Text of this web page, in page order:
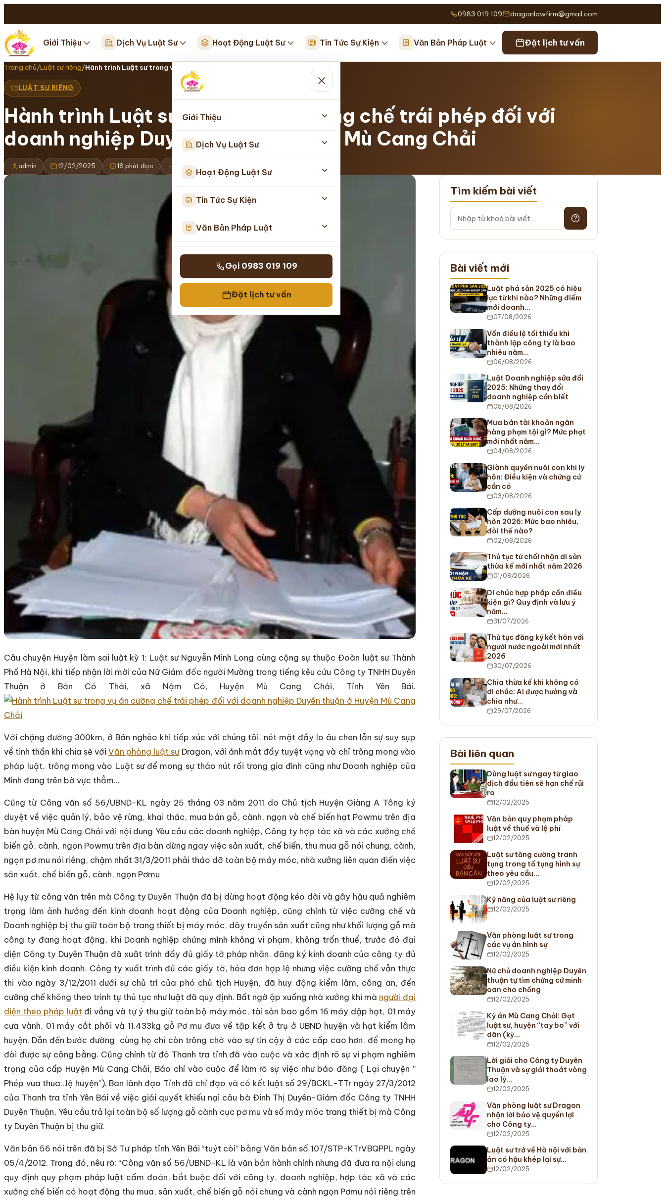
0983 019 109 dragonlawfirm@gmail.com
Giới Thiệu Dịch Vụ Luật Sư Hoạt Động Luật Sư Tin Tức Sự Kiện Văn Bản Pháp Luật Đặt lịch tư vấn
Giới Thiệu
Dịch Vụ Luật Sư
Hoạt Động Luật Sư
Tin Tức Sự Kiện
Văn Bản Pháp Luật
Gọi 0983 019 109
Đặt lịch tư vấn
Trang chủ/Luật sư riêng/Hành trình Luật sư trong vụ án cưỡng chế…
LUẬT SƯ RIÊNG
Hành trình Luật sư trong vụ án cưỡng chế trái phép đối với
doanh nghiệp Duyên thuận ở Huyện Mù Cang Chải
admin 12/02/2025 18 phút đọc Cập nhật 16/05/2026
Câu chuyện Huyện làm sai luật kỳ 1: Luật sư Nguyễn Minh Long cùng cộng sự thuộc Đoàn luật sư Thành
Phố Hà Nội, khi tiếp nhận lời mời của Nữ Giám đốc người Mường trong tiếng kêu cứu Công ty TNHH Duyên
Thuận ở Bản Có Thái, xã Nậm Có, Huyện Mù Cang Chải, Tỉnh Yên Bái.
Với chặng đường 300km, ở Bản nghèo khi tiếp xúc với chúng tôi, nét mặt đầy lo âu chen lẫn sự suy sụp
về tinh thần khi chia sẽ với Văn phòng luật sưDragon, với ánh mắt đầy tuyệt vọng và chỉ trông mong vào
pháp luật, trông mong vào Luật sư để mong sự tháo nút rối trong gia đình cũng như Doanh nghiệp của
Mình đang trên bờ vực thẳm…
Cũng từ Công văn số 56/UBND-KL ngày 25 tháng 03 năm 2011 do Chủ tịch Huyện Giàng A Tông ký
duyệt về việc quản lý, bảo vệ rừng, khai thác, mua bán gỗ, cành, ngọn và chế biến hạt Powmu trên địa
bàn huyện Mù Cang Chải với nội dung Yêu cầu các doanh nghiệp, Công ty hợp tác xã và các xưởng chế
biến gỗ, cành, ngọn Powmu trên địa bàn dừng ngay việc sản xuất, chế biến, thu mua gỗ nói chung, cành,
ngọn pơ mu nói riêng, chậm nhất 31/3/2011 phải tháo dỡ toàn bộ máy móc, nhà xưởng liên quan điến việc
sản xuất, chế biến gỗ, cành, ngọn Pơmu
Hệ lụy từ công văn trên mà Công ty Duyên Thuận đã bị dừng hoạt động kéo dài và gây hậu quả nghiêm
trọng làm ảnh hưởng đến kinh doanh hoạt động của Doanh nghiệp, cũng chính từ việc cưỡng chế và
Doanh nghiệp bị thu giữ toàn bộ trang thiết bị máy móc, dây truyền sản xuất cũng như khối lượng gỗ mà
công ty đang hoạt động, khi Doanh nghiệp chứng mình không vi phạm, không trốn thuế, trước đó đại
diện Công ty Duyên Thuận đã xuât trình đầy đủ giấy tờ pháp nhân, đăng ký kinh doanh của công ty đủ
điều kiện kinh doanh, Công ty xuất trình đủ các giấy tờ, hóa đơn hợp lệ nhưng việc cưỡng chế vẫn thực
thi vào ngày 3/12/2011 dưới sự chủ trì của phó chủ tịch Huyện, đã huy động kiểm lâm, công an, đến
cưỡng chế không theo trình tự thủ tục như luật đã quy định. Bất ngờ ập xuống nhà xưởng khi mà người đại
diện theo pháp luậtđi vắng và tự ý thu giữ toàn bộ máy móc, tài sản bao gồm 16 máy dập hạt, 01 máy
cưa vành, 01 máy cắt phôi và 11.433kg gỗ Pơ mu đưa về tập kết ở trụ ở UBND huyện và hạt kiểm lâm
huyện. Dẫn đến bước đường cùng họ chỉ còn trông chờ vào sự tin cậy ở các cấp cao hơn, để mong họ
đòi được sự công bằng. Cũng chính từ đó Thanh tra tỉnh đã vào cuộc và xác định rõ sự vi phạm nghiêm
trọng của cấp Huyện Mù Cang Chải, Báo chí vào cuộc để làm rõ sự việc như báo đăng ( Lại chuyện ”
Phép vua thua…lệ huyện”). Ban lãnh đạo Tỉnh đã chỉ đạo và có kết luật số 29/BCKL-TTr ngày 27/3/2012
của Thanh tra tỉnh Yên Bái về việc giải quyết khiếu nại cảu bà Đinh Thị Duyên-Giám đốc Công ty TNHH
Duyên Thuận, Yêu cầu trả lại toàn bộ số lượng gỗ cành cục pơ mu và số máy móc trang thiết bị mà Công
ty Duyên Thuận bị thu giữ.
Văn bản 56 nói trên đã bị Sở Tư pháp tỉnh Yên Bái “tuýt còi” bằng Văn bản số 107/STP-KTrVBQPPL ngày
05/4/2012. Trong đó, nêu rõ: “Công văn số 56/UBND-KL là văn bản hành chính nhưng đã đưa ra nội dung
quy định quy phạm pháp luật cấm đoán, bắt buộc đối với công ty, doanh nghiệp, hợp tác xã và các
xưởng chế biến có hoạt động thu mua, sản xuất, chế biến gỗ nói chung và cành ngọn Pơmu nói riêng trên
Tìm kiếm bài viết
Bài viết mới
Luật phá sản 2025 có hiệu
lực từ khi nào? Những điểm
mới doanh…
07/08/2026
Vốn điều lệ tối thiểu khi
thành lập công ty là bao
nhiêu năm…
06/08/2026
Luật Doanh nghiệp sửa đổi
2025: Những thay đổi
doanh nghiệp cần biết
05/08/2026
Mua bán tài khoản ngân
hàng phạm tội gì? Mức phạt
mới nhất năm…
04/08/2026
Giành quyền nuôi con khi ly
hôn: Điều kiện và chứng cứ
cần có
03/08/2026
Cấp dưỡng nuôi con sau ly
hôn 2026: Mức bao nhiêu,
đòi thế nào?
02/08/2026
Thủ tục từ chối nhận di sản
thừa kế mới nhất năm 2026
01/08/2026
Di chúc hợp pháp cần điều
kiện gì? Quy định và lưu ý
năm…
31/07/2026
Thủ tục đăng ký kết hôn với
người nước ngoài mới nhất
2026
30/07/2026
Chia thừa kế khi không có
di chúc: Ai được hưởng và
chia như…
29/07/2026
Bài liên quan
Dùng luật sư ngay từ giao
dịch đầu tiên sẽ hạn chế rủi
ro
12/02/2025
Văn bản quy phạm pháp
luật về thuế và lệ phí
12/02/2025
Luật sư tăng cường tranh
tụng trong tố tụng hình sự
theo yêu cầu…
12/02/2025
Kỹ năng của luật sư riêng
12/02/2025
Văn phòng luật sư trong
các vụ án hình sự
12/02/2025
Nữ chủ doanh nghiệp Duyên
thuận tự tìm chứng cứ minh
oan cho chồng
12/02/2025
Kỳ án Mù Cang Chải: Gạt
luật sư, huyện “tay bo” với
dân (kỳ…
12/02/2025
Lời giải cho Công ty Duyên
Thuận và sự giải thoát vòng
lao lý…
12/02/2025
Văn phòng luật sư Dragon
nhận lời bảo vệ quyền lợi
cho Công ty…
12/02/2025
Luật sư trở về Hà nội với bản
án có hậu khép lại sự…
12/02/2025